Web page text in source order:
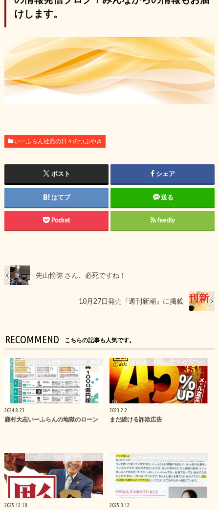
けします。
いーふらん社員の日々のつぶやき
ポスト シェア
はてブ 送る
Pocket feedly
先山愉弥 さん、必死ですね！
10月27日発売『週刊新潮』に掲載
RECOMMEND こちらの記事も人気です。
いーふらん社員の日々のつぶやき
2024.8.23
鹿村大志いーふらんの地獄のローン
いーふらん社員の日々のつぶやき
2023.2.2
まだ続ける詐欺広告
いーふらん社員の日々のつぶやき
2025.12.10
いーふらん社員の日々のつぶやき
2025.3.12